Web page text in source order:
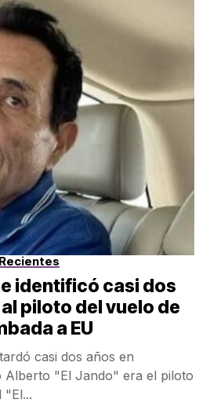
identificó casi dos
piloto del vuelo de
a EU
casi dos años en
Alberto "El Jando" era el piloto
"El...